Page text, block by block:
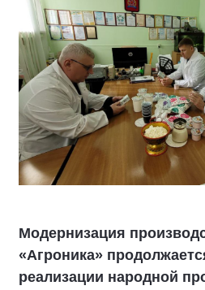
Модернизация
«Агроника»
реализации народной